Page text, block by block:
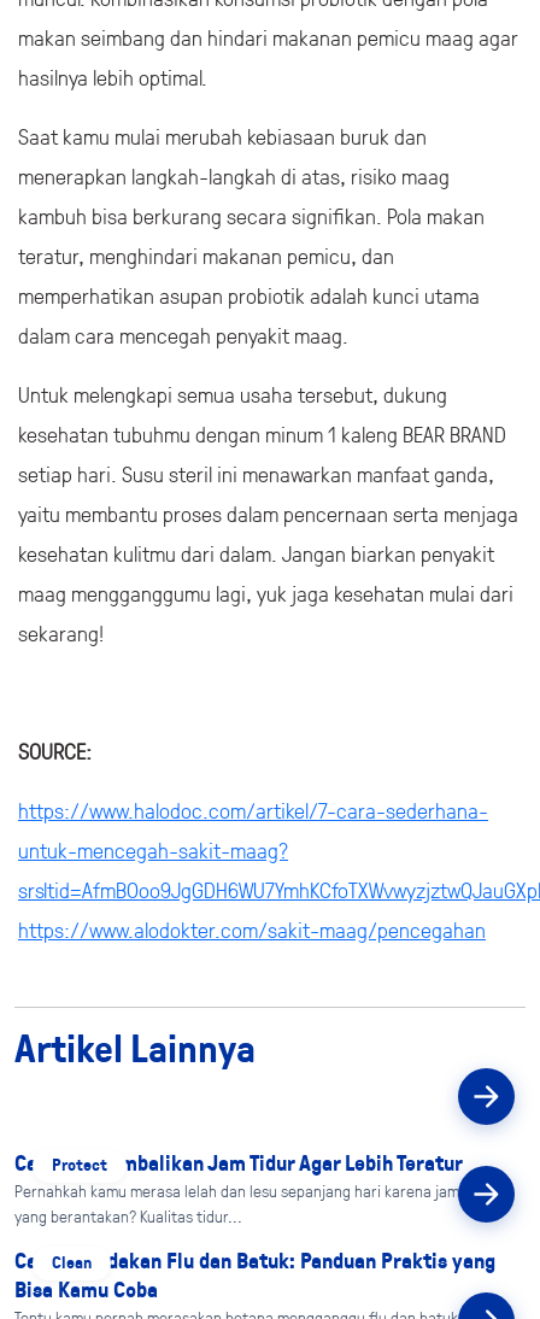
makan seimbang dan hindari makanan pemicu maag agar
hasilnya lebih optimal.
Saat kamu mulai merubah kebiasaan buruk dan
menerapkan langkah-langkah di atas, risiko maag
kambuh bisa berkurang secara signifikan. Pola makan
teratur, menghindari makanan pemicu, dan
memperhatikan asupan probiotik adalah kunci utama
dalam cara mencegah penyakit maag.
Untuk melengkapi semua usaha tersebut, dukung
kesehatan tubuhmu dengan minum 1 kaleng BEAR BRAND
setiap hari. Susu steril ini menawarkan manfaat ganda,
yaitu membantu proses dalam pencernaan serta menjaga
kesehatan kulitmu dari dalam. Jangan biarkan penyakit
maag mengganggumu lagi, yuk jaga kesehatan mulai dari
sekarang!
SOURCE:
https://www.halodoc.com/artikel/7-cara-sederhana-
untuk-mencegah-sakit-maag?
https://www.alodokter.com/sakit-maag/pencegahan
Artikel Lainnya
Protect
Cara Mengembalikan Jam Tidur Agar Lebih Teratur
Pernahkah kamu merasa lelah dan lesu sepanjang hari karena jam tidur
yang berantakan? Kualitas tidur...
Clean
Cara Meredakan Flu dan Batuk: Panduan Praktis yang
Bisa Kamu Coba